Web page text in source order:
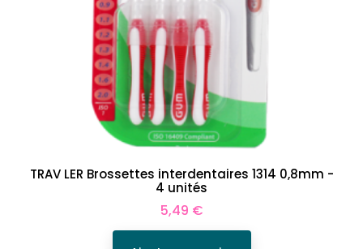
TRAV LER Brossettes interdentaires 1314 0,8mm -
4 unités
Prix
5,49 €